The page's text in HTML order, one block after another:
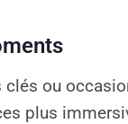
clés ou
plus